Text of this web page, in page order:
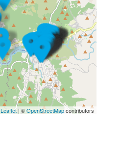
Leaflet| ©OpenStreetMapcontributors